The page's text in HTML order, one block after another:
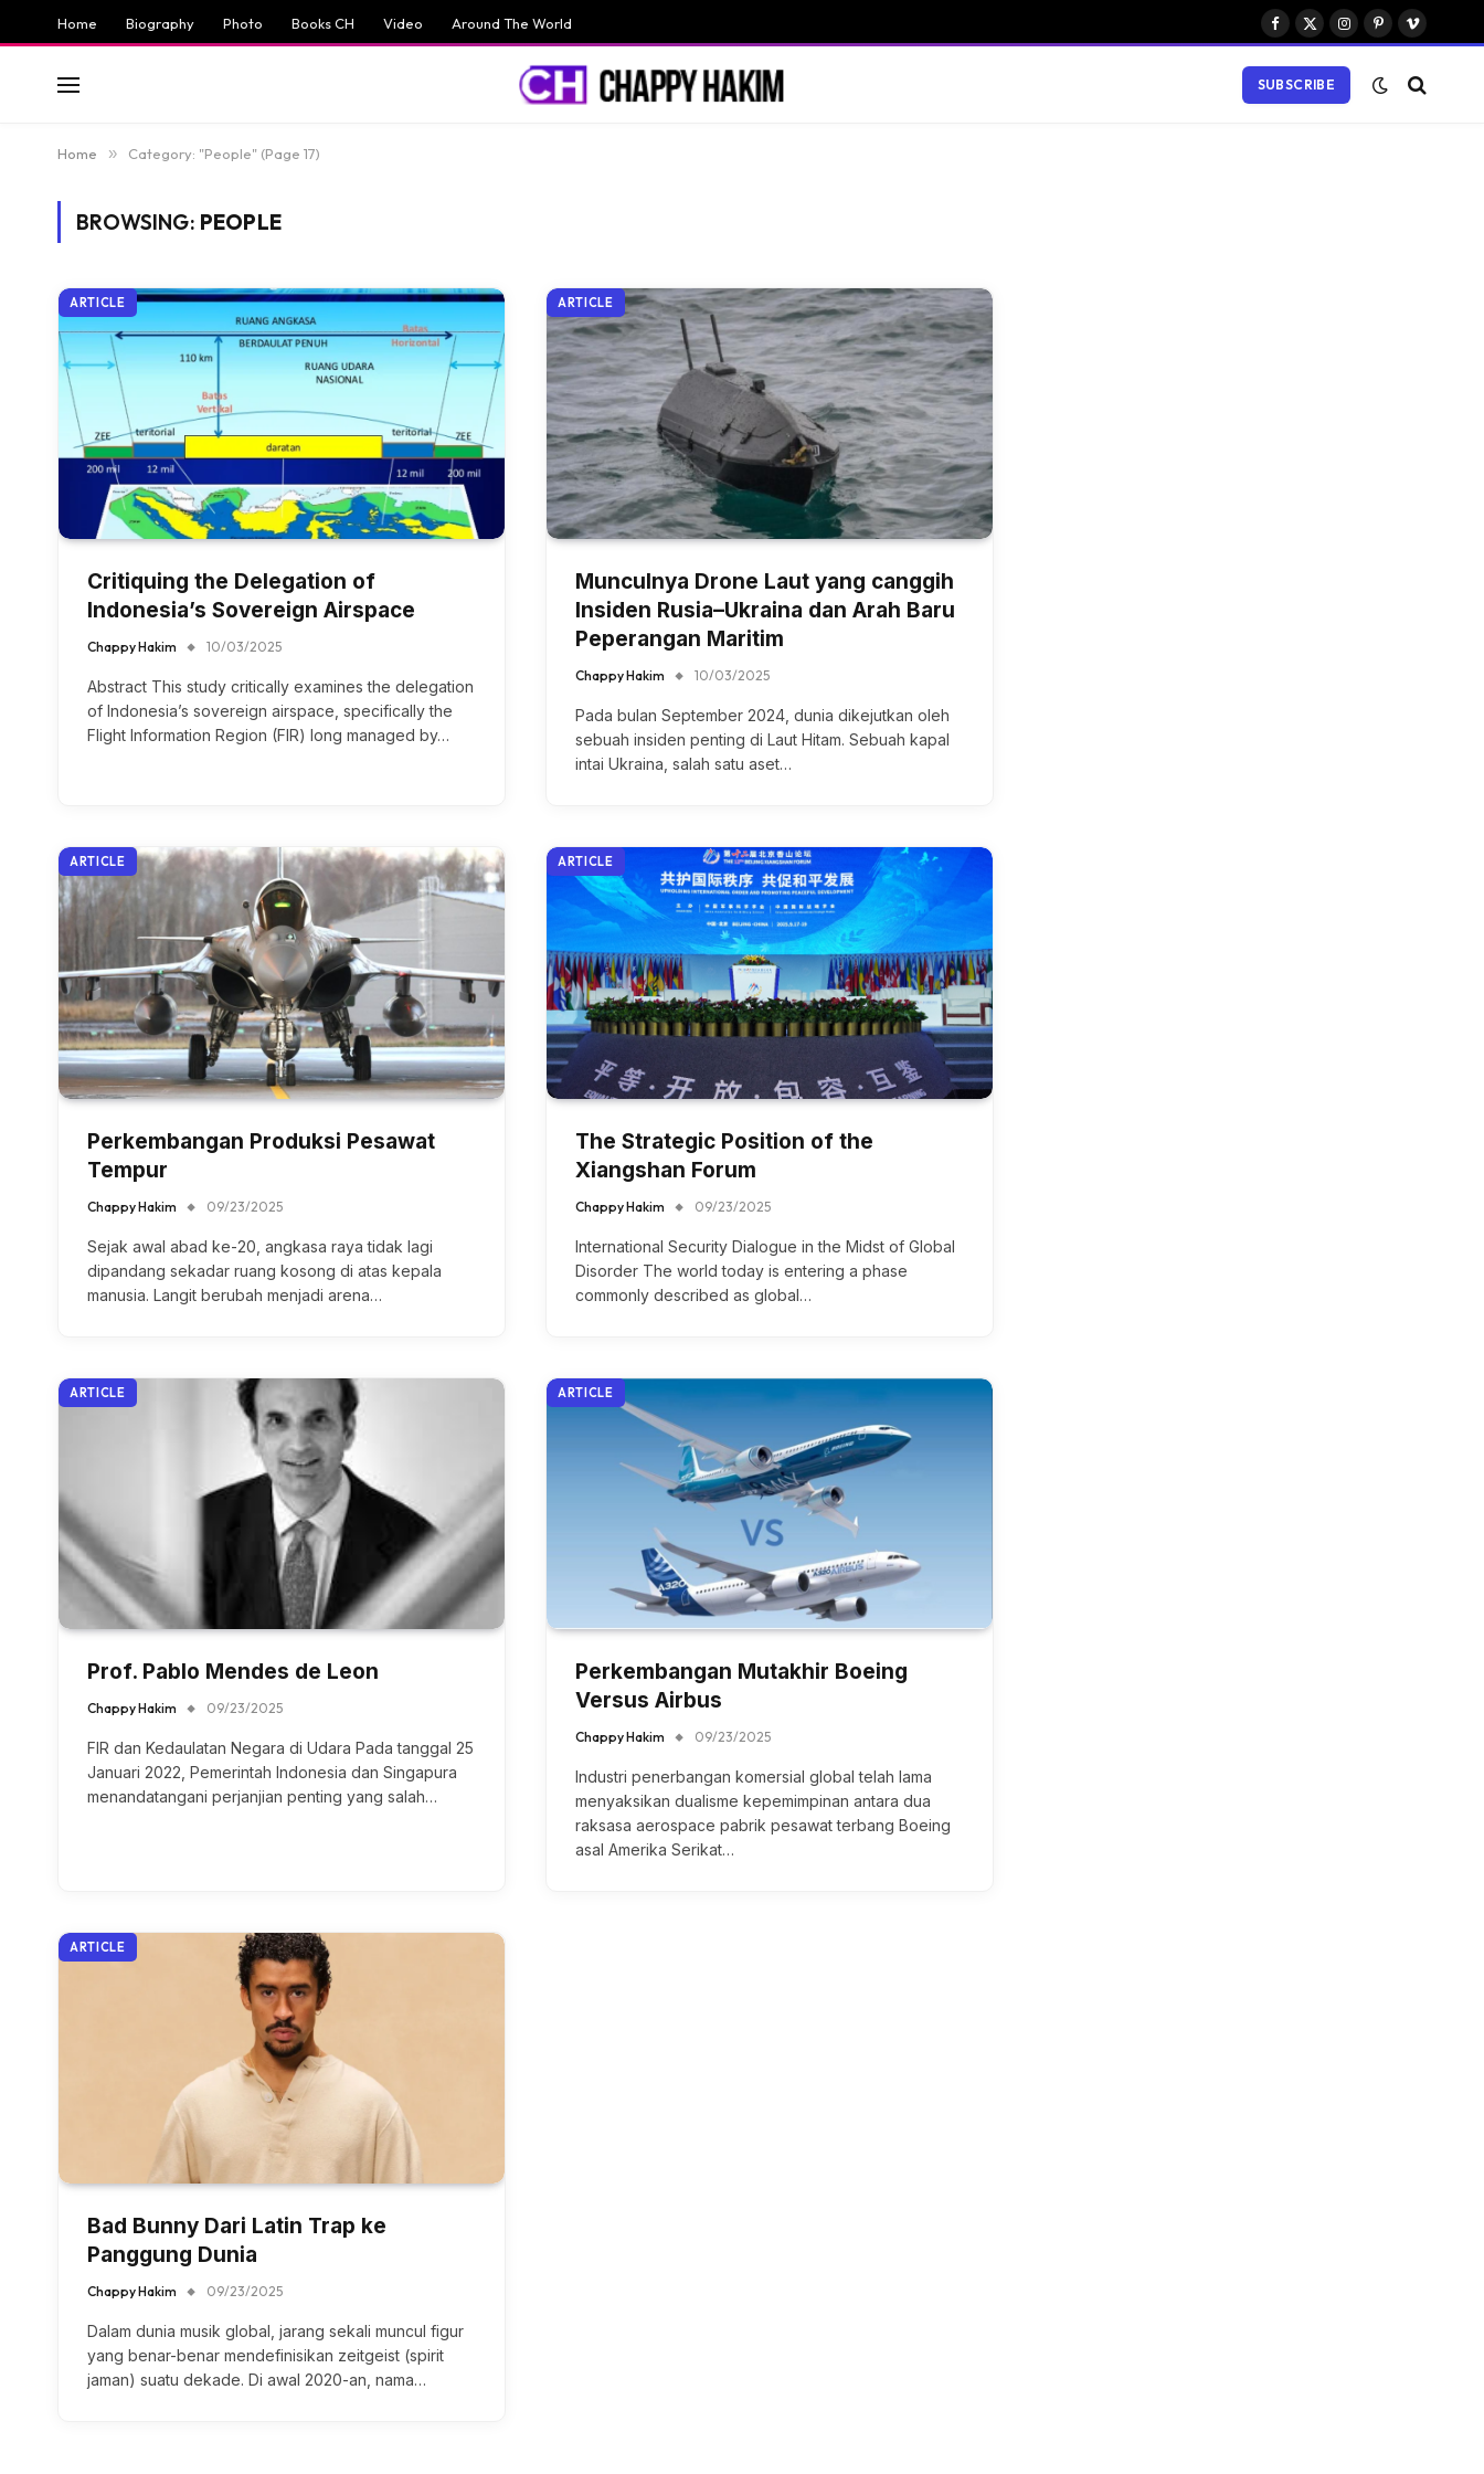
Home Biography Photo Books CH Video Around The World
Facebook
X
Instagram
PinterestVimeo
SUBSCRIBE
Home » Category: "People" (Page 17)
BROWSING: PEOPLE
ARTICLE
Critiquing the Delegation of
Indonesia’s Sovereign Airspace
Chappy Hakim 10/03/2025
Abstract This study critically examines the delegation
of Indonesia’s sovereign airspace, specifically the
Flight Information Region (FIR) long managed by…
ARTICLE
Munculnya Drone Laut yang canggih
Insiden Rusia–Ukraina dan Arah Baru
Peperangan Maritim
Chappy Hakim 10/03/2025
Pada bulan September 2024, dunia dikejutkan oleh
sebuah insiden penting di Laut Hitam. Sebuah kapal
intai Ukraina, salah satu aset…
ARTICLE
Perkembangan Produksi Pesawat
Tempur
Chappy Hakim 09/23/2025
Sejak awal abad ke-20, angkasa raya tidak lagi
dipandang sekadar ruang kosong di atas kepala
manusia. Langit berubah menjadi arena…
ARTICLE
The Strategic Position of the
Xiangshan Forum
Chappy Hakim 09/23/2025
International Security Dialogue in the Midst of Global
Disorder The world today is entering a phase
commonly described as global…
ARTICLE
Prof. Pablo Mendes de Leon
Chappy Hakim 09/23/2025
FIR dan Kedaulatan Negara di Udara Pada tanggal 25
Januari 2022, Pemerintah Indonesia dan Singapura
menandatangani perjanjian penting yang salah…
ARTICLE
Perkembangan Mutakhir Boeing
Versus Airbus
Chappy Hakim 09/23/2025
Industri penerbangan komersial global telah lama
menyaksikan dualisme kepemimpinan antara dua
raksasa aerospace pabrik pesawat terbang Boeing
asal Amerika Serikat…
ARTICLE
Bad Bunny Dari Latin Trap ke
Panggung Dunia
Chappy Hakim 09/23/2025
Dalam dunia musik global, jarang sekali muncul figur
yang benar-benar mendefinisikan zeitgeist (spirit
jaman) suatu dekade. Di awal 2020-an, nama…